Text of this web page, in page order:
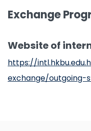
Exchange
Website of
https://
exchange/outgoing-